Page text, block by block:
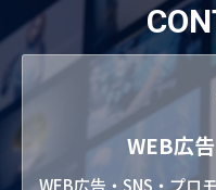
WEB広
WEB広告・SNS・プロ